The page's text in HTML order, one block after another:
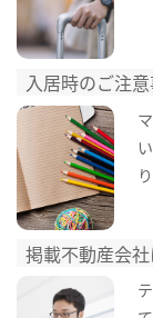
入居時のご注
掲載不動産会